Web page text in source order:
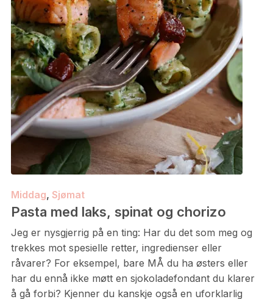
Middag, Sjømat
Pasta med laks, spinat og chorizo
Jeg er nysgjerrig på en ting: Har du det som meg og
trekkes mot spesielle retter, ingredienser eller
råvarer? For eksempel, bare MÅ du ha østers eller
har du ennå ikke møtt en sjokoladefondant du klarer
å gå forbi? Kjenner du kanskje også en uforklarlig